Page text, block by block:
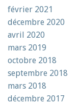
février 2021
décembre 2020
avril 2020
mars 2019
octobre 2018
septembre 2018
mars 2018
décembre 2017